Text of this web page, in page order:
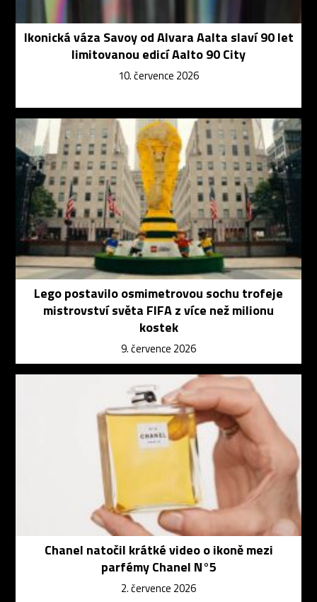
Ikonická váza Savoy od Alvara Aalta slaví 90 let
limitovanou edicí Aalto 90 City
10. července 2026
Lego postavilo osmimetrovou sochu trofeje
mistrovství světa FIFA z více než milionu
kostek
9. července 2026
Chanel natočil krátké video o ikoně mezi
parfémy Chanel N°5
2. července 2026